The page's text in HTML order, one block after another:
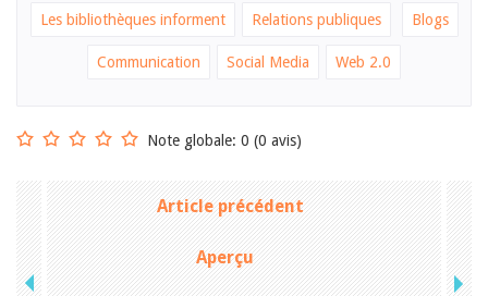
Les bibliothèques informent Relations publiques Blogs
Communication Social Media Web 2.0
Note globale: 0 (0 avis)
Article précédent
Aperçu